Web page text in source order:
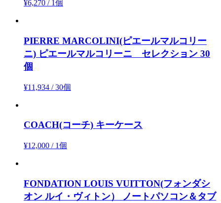
¥6,270 / 1個
PIERRE MARCOLINI(ピエールマルコリー
ニ) ピエールマルコリーニ セレクション 30
個
¥11,934 /30個
COACH(コーチ) キーケース
¥12,000 / 1個
FONDATION LOUIS VUITTON(フォンダシ
オン ルイ・ヴィトン）
ノートパソコン＆タブ